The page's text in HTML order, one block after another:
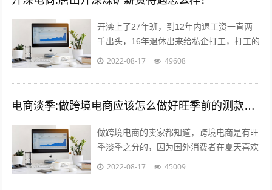
开滦上了27年班，到12年内退工资一直两
千出头，16年退休出来给私企打工，打工的
工资要高于开滦，劳动强度比开滦轻松多
2022-08-17 49608
电商淡季:做跨境电商应该怎么做好旺季前的测款和备货呢？
做跨境电商的卖家都知道，跨境电商是有旺
季淡季之分的，因为国外消费者在夏天喜欢
到处去度假之类的，期间并不会经常上网购
2022-08-17 45009